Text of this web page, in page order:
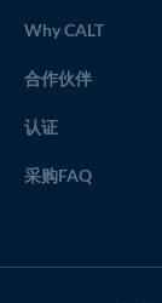
Why CALT
合作伙伴
认证
采购FAQ